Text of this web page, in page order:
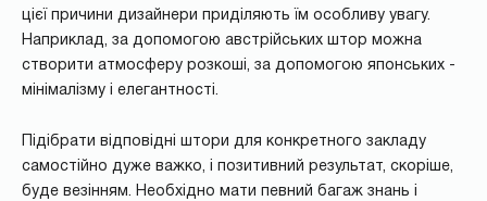
цієї причини дизайнери приділяють їм особливу увагу.
Наприклад, за допомогою австрійських штор можна
створити атмосферу розкоші, за допомогою японських -
мінімалізму і елегантності.
Підібрати відповідні штори для конкретного закладу
самостійно дуже важко, і позитивний результат, скоріше,
буде везінням. Необхідно мати певний багаж знань і